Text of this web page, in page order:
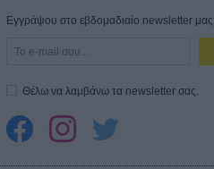
Εγγράψου στο εβδομαδιαίο newsletter μας.
Θέλω να λαμβάνω τα newsletter σας.